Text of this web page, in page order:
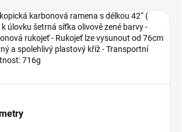
karbonová ramena s délkou 42“ (
úlovku šetrná síťka olivově zené barvy -
rukojeť - Rukojeť lze vysunout od 76cm
a spolehlivý plastový kříž - Transportní
716g